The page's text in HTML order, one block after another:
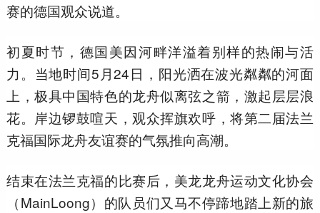
赛的德国观众说道。
初夏时节，德国美因河畔洋溢着别样的热闹与活
力。当地时间5月24日，阳光洒在波光粼粼的河面
上，极具中国特色的龙舟似离弦之箭，激起层层浪
花。岸边锣鼓喧天，观众挥旗欢呼，将第二届法兰
克福国际龙舟友谊赛的气氛推向高潮。
结束在法兰克福的比赛后，美龙龙舟运动文化协会
（MainLoong）的队员们又马不停蹄地踏上新的旅